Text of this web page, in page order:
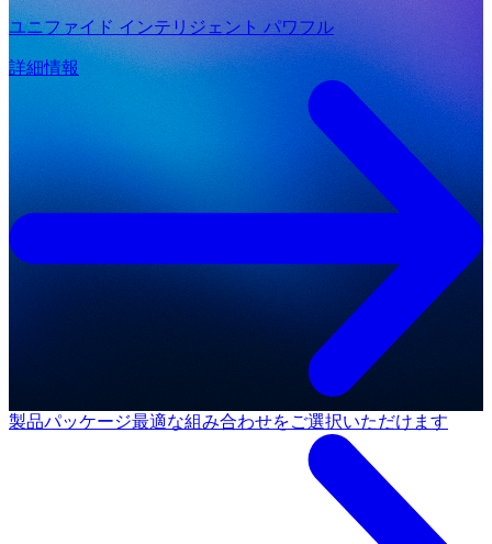
ユニファイド インテリジェント パワフル
詳細情報
製品パッケージ最適な組み合わせをご選択いただけます